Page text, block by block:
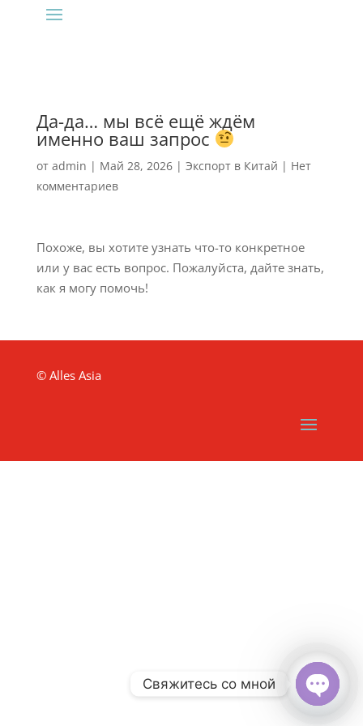
Да-да… мы всё ещё ждём
именно ваш запрос
от admin | Май 28, 2026| Экспорт в Китай | Нет
комментариев
Похоже, вы хотите узнать что-то конкретное
или у вас есть вопрос. Пожалуйста, дайте знать,
как я могу помочь!
© Alles Asia
Свяжитесь со мной